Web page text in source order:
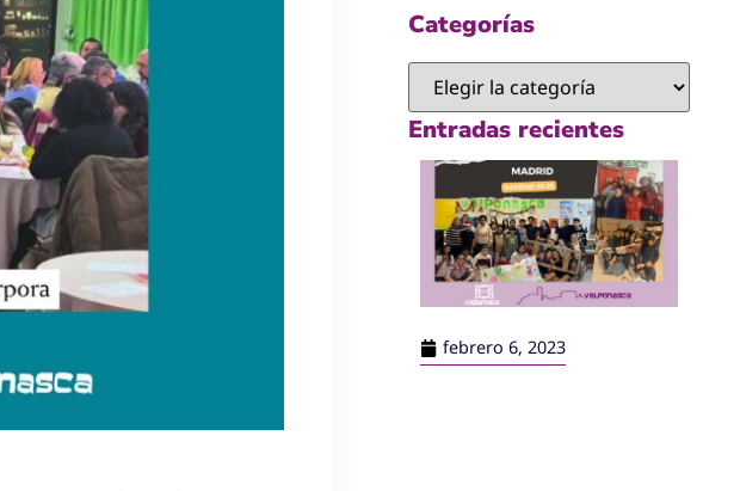
Categorías
Entradas recientes
febrero 6, 2023